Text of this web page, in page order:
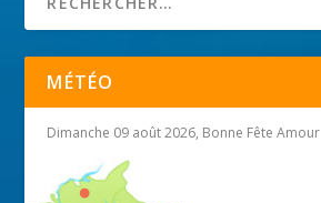
MÉTÉO
Dimanche 09 août 2026, Bonne Fête Amour